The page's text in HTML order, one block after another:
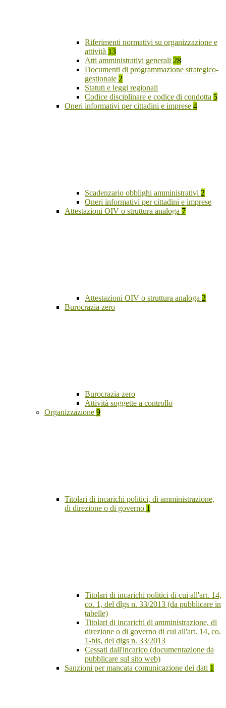
Riferimenti normativi su organizzazione e
attività 13
Atti amministrativi generali 28
Documenti di programmazione strategico-
gestionale 2
Statuti e leggi regionali
Codice disciplinare e codice di condotta 5
Oneri informativi per cittadini e imprese 4
Scadenzario obblighi amministrativi 2
Oneri informativi per cittadini e imprese
Attestazioni OIV o struttura analoga 7
Attestazioni OIV o struttura analoga 2
Burocrazia zero
Burocrazia zero
Attività soggette a controllo
Organizzazione 9
Titolari di incarichi politici, di amministrazione,
di direzione o di governo 1
Titolari di incarichi politici di cui all'art. 14,
co. 1, del dlgs n. 33/2013 (da pubblicare in
tabelle)
Titolari di incarichi di amministrazione, di
direzione o di governo di cui all'art. 14, co.
1-bis, del dlgs n. 33/2013
Cessati dall'incarico (documentazione da
pubblicare sul sito web)
Sanzioni per mancata comunicazione dei dati 1